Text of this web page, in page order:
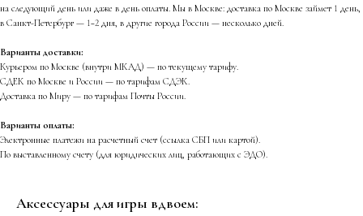
на следующий день или даже в день оплаты. Мы в Москве: доставка по Москве займет 1 день,
в Санкт-Петербург — 1−2 дня, в другие города России — несколько дней.
Варианты доставки:
Курьером по Москве (внутри МКАД) — по текущему тарифу.
СДЕК по Москве и России — по тарифам СДЭК.
Доставка по Миру — по тарифам Почты России.
Варианты оплаты:
Электронные платежи на расчетный счет (ссылка СБП или картой).
По выставленному счету (для юридических лиц, работающих с ЭДО).
Аксессуары для игры вдвоем: